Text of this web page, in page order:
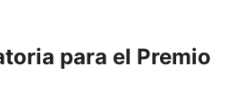
para el Premio